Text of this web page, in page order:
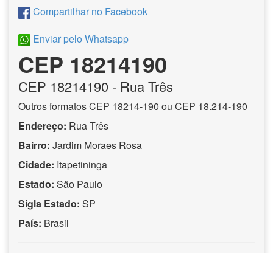
Compartilhar no Facebook
Enviar pelo Whatsapp
CEP 18214190
CEP 18214190 - Rua Três
Outros formatos CEP 18214-190 ou CEP 18.214-190
Endereço: Rua Três
Bairro: Jardim Moraes Rosa
Cidade: Itapetininga
Estado: São Paulo
Sigla Estado: SP
País: Brasil